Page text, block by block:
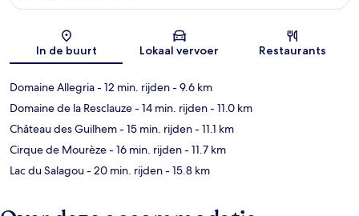
Kaart
In de buurt Lokaal vervoer Restaurants
Domaine Allegria- 12 min. rijden- 9.6 km
Domaine de la Resclauze- 14 min. rijden- 11.0 km
Château des Guilhem- 15 min. rijden- 11.1 km
Cirque de Mourèze- 16 min. rijden- 11.7 km
Lac du Salagou- 20 min. rijden- 15.8 km